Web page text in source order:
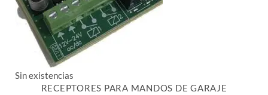
Sin existencias
RECEPTORES PARA MANDOS DE GARAJE